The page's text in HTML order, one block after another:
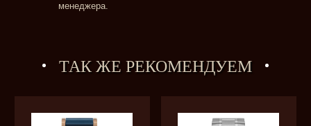
менеджера.
ТАК ЖЕ РЕКОМЕНДУЕМ